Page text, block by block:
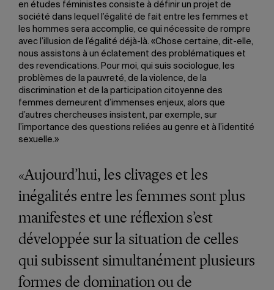
en études féministes consiste à définir un projet de
société dans lequel l’égalité de fait entre les femmes et
les hommes sera accomplie, ce qui nécessite de rompre
avec l’illusion de l’égalité déjà-là. «Chose certaine, dit-elle,
nous assistons à un éclatement des problématiques et
des revendications. Pour moi, qui suis sociologue, les
problèmes de la pauvreté, de la violence, de la
discrimination et de la participation citoyenne des
femmes demeurent d’immenses enjeux, alors que
d’autres chercheuses insistent, par exemple, sur
l’importance des questions reliées au genre et à l’identité
sexuelle.»
«Aujourd’hui, les clivages et les
inégalités entre les femmes sont plus
manifestes et une réflexion s’est
développée sur la situation de celles
qui subissent simultanément plusieurs
formes de domination ou de